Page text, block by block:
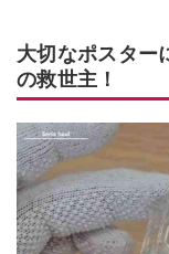
大切なポスター
の救世主！